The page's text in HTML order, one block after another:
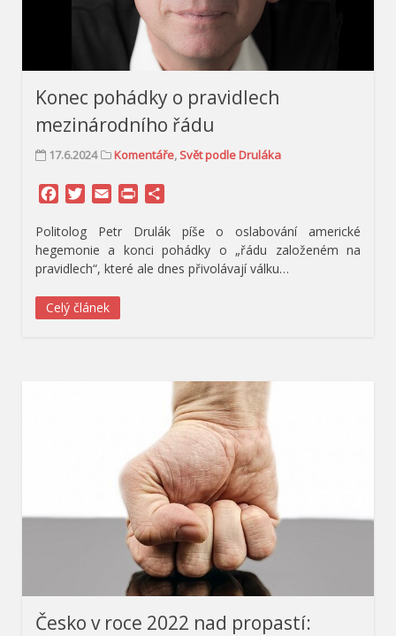
Konec pohádky o pravidlech
mezinárodního řádu
17.6.2024 Komentáře,Svět podle Druláka
Facebook
Twitter
Email Print
Politolog Petr Drulák píše o oslabování americké
hegemonie a konci pohádky o „řádu založeném na
pravidlech“, které ale dnes přivolávají válku…
Celý článek
Česko v roce 2022 nad propastí: